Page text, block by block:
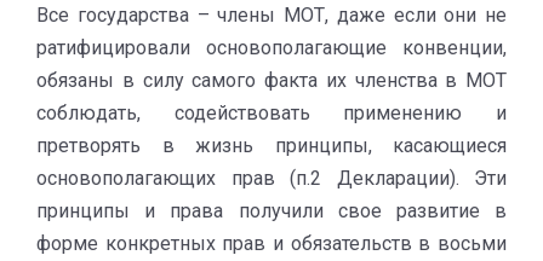
Все государства – члены МОТ, даже если они не
ратифицировали основополагающие конвенции,
обязаны в силу самого факта их членства в МОТ
соблюдать, содействовать применению и
претворять в жизнь принципы, касающиеся
основополагающих прав (п.2 Декларации). Эти
принципы и права получили свое развитие в
форме конкретных прав и обязательств в восьми